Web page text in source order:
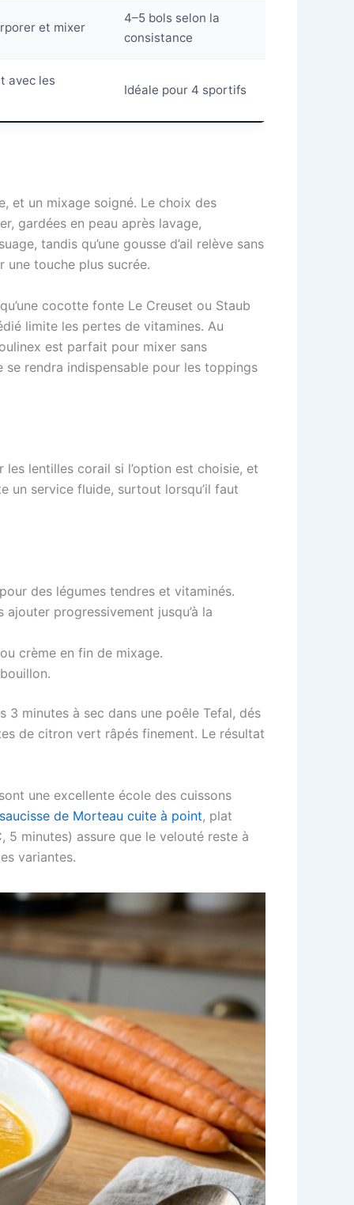
et mixer
4–5 bols selon la
consistance
avec les
Idéale pour 4 sportifs
et un mixage soigné. Le choix des
gardées en peau après lavage,
tandis qu’une gousse d’ail relève sans
une touche plus sucrée.
cocotte fonte Le Creuset ou Staub
limite les pertes de vitamines. Au
est parfait pour mixer sans
rendra indispensable pour les toppings
lentilles corail si l’option est choisie, et
un service fluide, surtout lorsqu’il faut
des légumes tendres et vitaminés.
progressivement jusqu’à la
crème en fin de mixage.
3 minutes à sec dans une poêle Tefal, dés
de citron vert râpés finement. Le résultat
une excellente école des cuissons
saucisse de Morteau cuite à point, plat
minutes) assure que le velouté reste à
variantes.